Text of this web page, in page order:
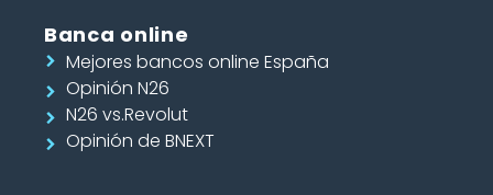
Banca online
Mejores bancos online España
Opinión N26
N26 vs.Revolut
Opinión de BNEXT